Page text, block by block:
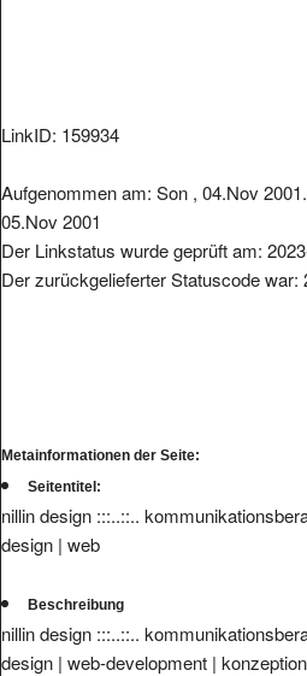
LinkID: 159934
Aufgenommen am: Son , 04.Nov
05.Nov 2001
Der Linkstatus wurde geprüft am:
Der zurückgelieferter Statuscode war:
Metainformationen der Seite:
Seitentitel:
nillin design :::..::..
design | web
Beschreibung
nillin design :::..::..
design | web-development |